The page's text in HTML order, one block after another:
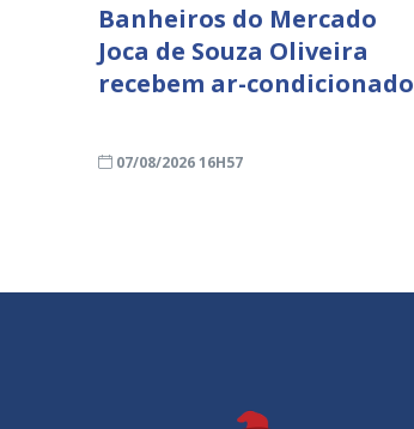
Banheiros do Mercado
Joca de Souza Oliveira
recebem ar-condicionado
07/08/2026 16H57